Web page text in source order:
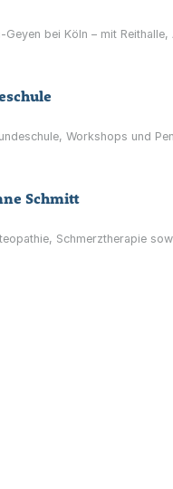
bei Köln – mit
Workshops und
Schmitt
Schmerztherapie